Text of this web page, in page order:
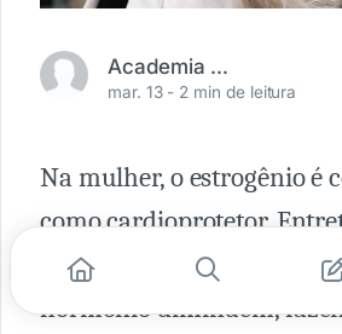
Academia Médica
mar. 13 - 2 min de leitura
Na mulher, o estrogênio é
como cardioprotetor.
início da menopausa e os
hormônio diminuem,